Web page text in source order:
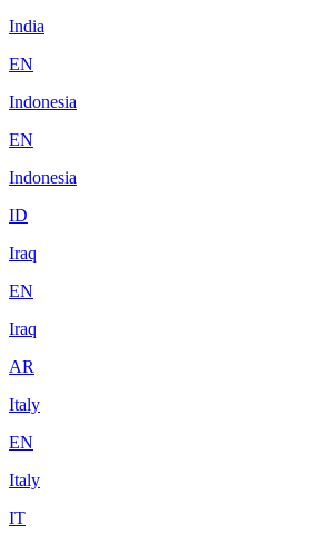
India
EN
Indonesia
EN
Indonesia
ID
Iraq
EN
Iraq
AR
Italy
EN
Italy
IT